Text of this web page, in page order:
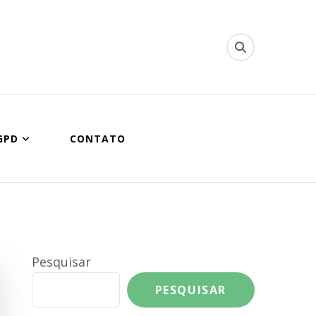
de Queimados
CONTATO
Pesquisar
PESQUISAR